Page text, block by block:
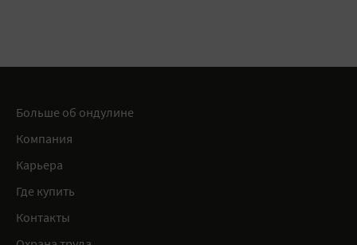
Больше об ондулине
Компания
Карьера
Где купить
Контакты